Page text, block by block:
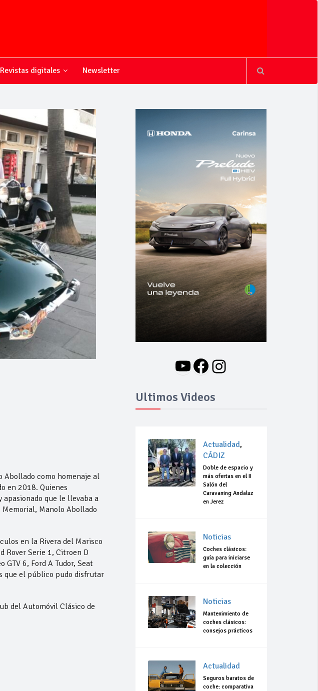
Revistas digitales Newsletter
como homenaje al
en 2018. Quienes
que le llevaba a
Memorial, Manolo Abollado
en la Rivera del Marisco
Rover Serie 1, Citroen D
6, Ford A Tudor, Seat
que el público pudo disfrutar
del Automóvil Clásico de
YouTube
Facebook
Instagram
Ultimos Videos
Actualidad,
CÁDIZ
Doble de espacio y
más ofertas en el II
Salón del
Caravaning Andaluz
en Jerez
Noticias
Coches clásicos:
guía para iniciarse
en la colección
Noticias
Mantenimiento de
coches clásicos:
consejos prácticos
Actualidad
Seguros baratos de
coche: comparativa